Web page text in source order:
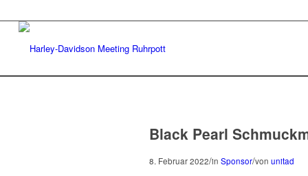
Black Pearl
8. Februar 2022/in Sponsor/von unitad